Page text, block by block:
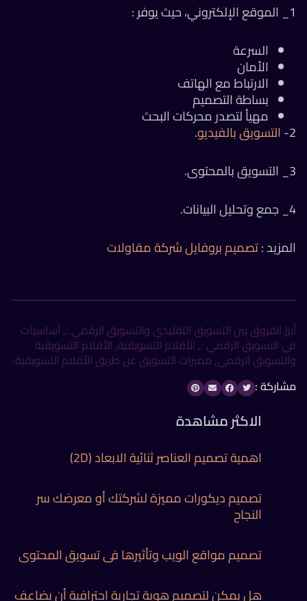
1_ الموقع الإلكتروني، حيث يوفر :
السرعة
الأمان
الارتباط مع الهاتف
بساطة التصميم
مهيأ لتصدر محركات البحث
2- التسويق بالفيديو.
3_ التسويق بالمحتوى.
4_ جمع وتحليل البيانات.
المزيد :تصميم بروفايل شركة مقاولات
أبرز الفروق بين التسويق التقليدي والتسويق الرقمي :,أساسيات
في التسويق الرقمي :, الأفلام التسويقية, الأفلام التسويقية
والتسويق الرقمي,مميزات التسويق عن طريق الأفلام التسويقية:
مشاركة :
الاكثر مشاهدة
اهمية تصميم العناصر ثنائية الابعاد (2D)
تصميم ديكورات مميزة لشركتك أو معرضك سر
النجاح
تصميم مواقع الويب وتأثيرها في تسويق المحتوي
هل يمكن لتصميم هوية تجارية احترافية أن يضاعف